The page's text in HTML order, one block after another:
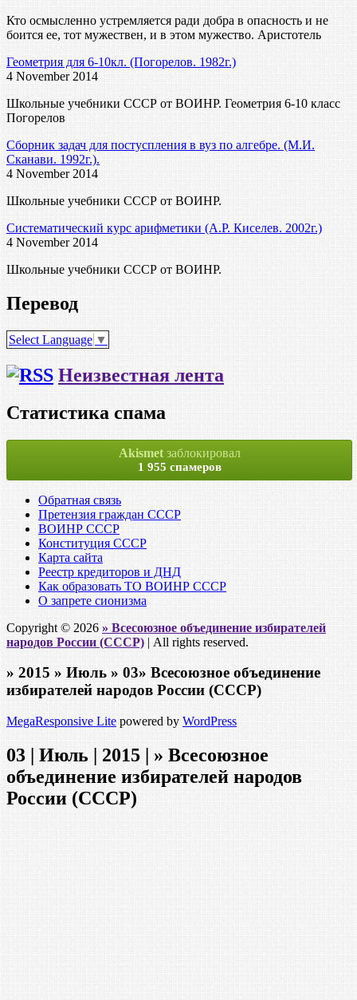
Кто осмысленно устремляется ради добра в опасность и не
боится ее, тот мужествен, и в этом мужество. Аристотель
Геометрия для 6-10кл. (Погорелов. 1982г.)
4 November 2014
Школьные учебники СССР от ВОИНР. Геометрия 6-10 класс
Погорелов
Сборник задач для постуспления в вуз по алгебре. (М.И.
Сканави. 1992г.).
4 November 2014
Школьные учебники СССР от ВОИНР.
Систематический курс арифметики (А.Р. Киселев. 2002г.)
4 November 2014
Школьные учебники СССР от ВОИНР.
Перевод
Select Language ▼
Неизвестная лента
Статистика спама
Akismetзаблокировал
1 955 спамеров
Обратная связь
Претензия граждан СССР
ВОИНР СССР
Конституция СССР
Карта сайта
Реестр кредиторов и ДНД
Как образовать ТО ВОИНР СССР
О запрете сионизма
Copyright © 2026 » Всесоюзное объединение избирателей
народов России (СССР) | All rights reserved.
» 2015 » Июль » 03» Всесоюзное объединение
избирателей народов России (СССР)
MegaResponsive Lite powered by WordPress
03 | Июль | 2015 | » Всесоюзное
объединение избирателей народов
России (СССР)